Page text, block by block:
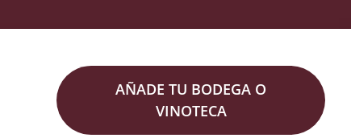
AÑADE TU BODEGA O
VINOTECA